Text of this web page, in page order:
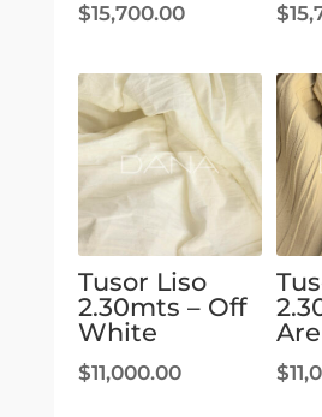
$15,700.00 $
Tusor Liso
2.30mts – Off
White
$11,000.00 $